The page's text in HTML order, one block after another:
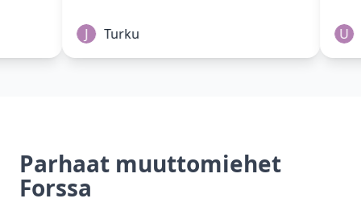
J Turku U
Parhaat muuttomiehet
Forssa